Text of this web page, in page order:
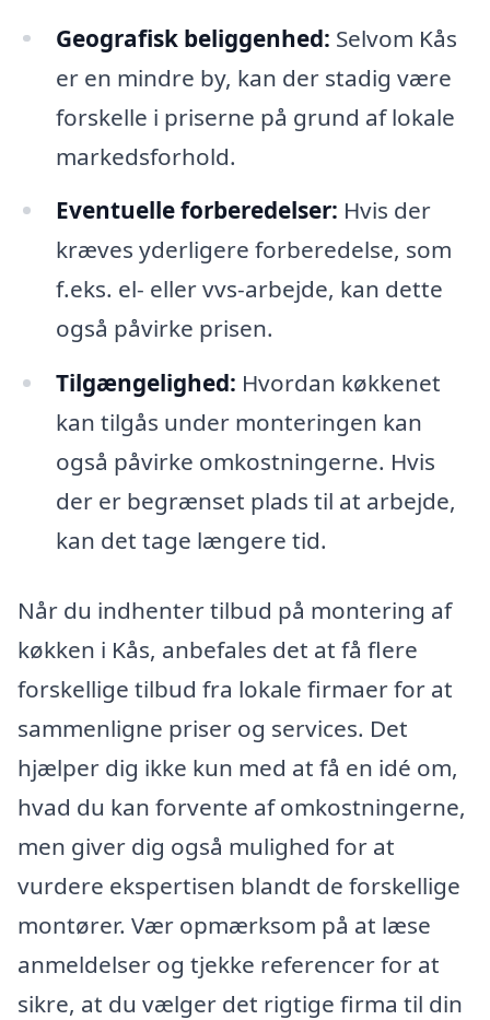
Geografisk beliggenhed: Selvom Kås
er en mindre by, kan der stadig være
forskelle i priserne på grund af lokale
markedsforhold.
Eventuelle forberedelser: Hvis der
kræves yderligere forberedelse, som
f.eks. el- eller vvs-arbejde, kan dette
også påvirke prisen.
Tilgængelighed: Hvordan køkkenet
kan tilgås under monteringen kan
også påvirke omkostningerne. Hvis
der er begrænset plads til at arbejde,
kan det tage længere tid.
Når du indhenter tilbud på montering af
køkken i Kås, anbefales det at få flere
forskellige tilbud fra lokale firmaer for at
sammenligne priser og services. Det
hjælper dig ikke kun med at få en idé om,
hvad du kan forvente af omkostningerne,
men giver dig også mulighed for at
vurdere ekspertisen blandt de forskellige
montører. Vær opmærksom på at læse
anmeldelser og tjekke referencer for at
sikre, at du vælger det rigtige firma til din